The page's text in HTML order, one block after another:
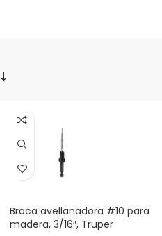
Broca avellanadora #10 para
madera, 3/16″, Truper